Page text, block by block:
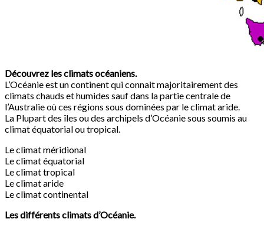
Découvrez les climats océaniens.
L’Océanie est un continent qui connait majoritairement des
climats chauds et humides sauf dans la partie centrale de
l’Australie où ces régions sous dominées par le climat aride.
La Plupart des îles ou des archipels d’Océanie sous soumis au
climat équatorial ou tropical.
Le climat méridional
Le climat équatorial
Le climat tropical
Le climat aride
Le climat continental
Les différents climats d’Océanie.